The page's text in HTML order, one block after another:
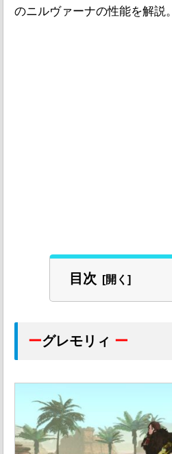
のニルヴァーナの性能を解説。
目次
ーグレモリィ ー